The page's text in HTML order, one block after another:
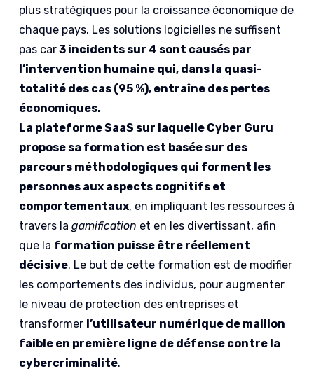
plus stratégiques pour la croissance économique de
chaque pays. Les solutions logicielles ne suffisent
pas car3 incidents sur 4 sont causés par
l’intervention humaine qui, dans la quasi-
totalité des cas (95 %), entraîne des pertes
économiques.
La plateforme SaaS sur laquelle Cyber Guru
propose sa formation est basée sur des
parcours méthodologiques qui forment les
personnes aux aspects cognitifs et
comportementaux, en impliquant les ressources à
travers lagamification et en les divertissant, afin
que la formation puisse être réellement
décisive. Le but de cette formation est de modifier
les comportements des individus, pour augmenter
le niveau de protection des entreprises et
transformer l’utilisateur numérique de maillon
faible en première ligne de défense contre la
cybercriminalité.